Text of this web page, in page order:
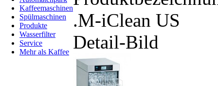
Kaffeemaschinen
Spülmaschinen
Produkte
Wasserfilter
Service
Mehr als Kaffee
.M-iClean US
Detail-Bild